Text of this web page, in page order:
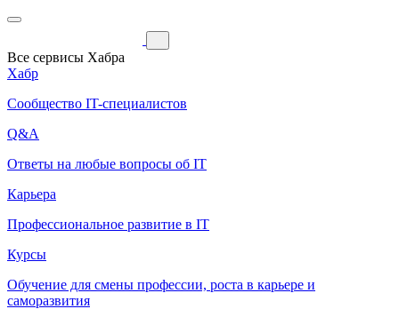
Все сервисы Хабра
Хабр
Сообщество IT-специалистов
Q&A
Ответы на любые вопросы об IT
Карьера
Профессиональное развитие в IT
Курсы
Обучение для смены профессии, роста в карьере и
саморазвития